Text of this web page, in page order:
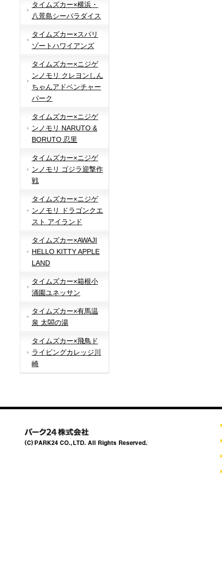
タイムズカー×横浜・
八景島シーパラダイス
タイムズカー×スパリ
ゾートハワイアンズ
タイムズカー×ニジゲ
ンノモリ クレヨンしん
ちゃんアドベンチャー
パーク
タイムズカー×ニジゲ
ンノモリ NARUTO &
BORUTO 忍里
タイムズカー×ニジゲ
ンノモリ ゴジラ迎撃作
戦
タイムズカー×ニジゲ
ンノモリ ドラゴンクエ
スト アイランド
タイムズカー×AWAJI
HELLO KITTY APPLE
LAND
タイムズカー×箱根小
涌園ユネッサン
タイムズカー×有馬温
泉 太閤の湯
タイムズカー×飛鳥ド
ライビングカレッジ川
崎